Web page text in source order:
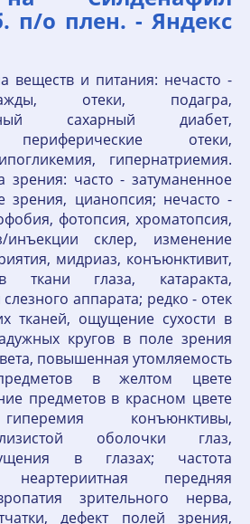
п/о плен. - Яндекс
веществ и питания: нечасто -
отеки, подагра,
сахарный диабет,
периферические отеки,
гипернатриемия.
зрения: часто - затуманенное
зрения, цианопсия; нечасто -
фотопсия, хроматопсия,
инъекции склер, изменение
мидриаз, конъюнктивит,
ткани глаза, катаракта,
аппарата; редко - отек
тканей, ощущение сухости в
кругов в поле зрения
повышенная утомляемость
в желтом цвете
предметов в красном цвете
конъюнктивы,
оболочки глаз,
в глазах; частота
передняя
зрительного нерва,
дефект полей зрения,